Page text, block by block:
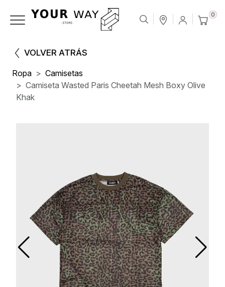
0
VOLVER ATRÁS
Ropa
Camisetas
Camiseta Wasted Paris Cheetah Mesh Boxy Olive
Khak